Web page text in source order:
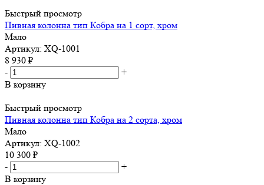
Быстрый просмотр
Пивная колонна тип Кобра на 1 сорт, хром
Мало
Артикул: XQ-1001
8 930 ₽
-
+
В корзину
Быстрый просмотр
Пивная колонна тип Кобра на 2 сорта, хром
Мало
Артикул: XQ-1002
10 300 ₽
-
+
В корзину